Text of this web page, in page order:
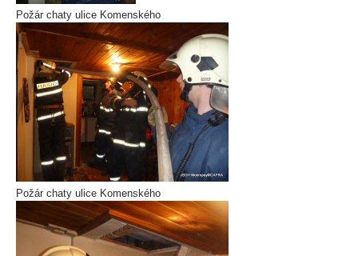
Požár chaty ulice Komenského
Požár chaty ulice Komenského